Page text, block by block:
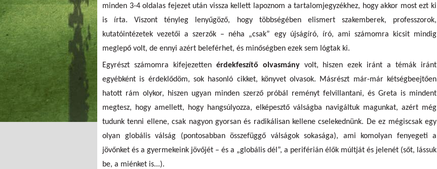
minden 3-4 oldalas fejezet után vissza kellett lapoznom a tartalomjegyzékhez, hogy akkor most ezt ki
is írta. Viszont tényleg lenyűgöző, hogy többségében elismert szakemberek, professzorok,
kutatóintézetek vezetői a szerzők – néha „csak” egy újságíró, író, ami számomra kicsit mindig
meglepő volt, de ennyi azért beleférhet, és minőségben ezek sem lógtak ki.
Egyrészt számomra kifejezetten érdekfeszítő olvasmányvolt, hiszen ezek iránt a témák iránt
egyébként is érdeklődöm, sok hasonló cikket, könyvet olvasok. Másrészt már-már kétségbeejtően
hatott rám olykor, hiszen ugyan minden szerző próbál reményt felvillantani, és Greta is mindent
megtesz, hogy amellett, hogy hangsúlyozza, elképesztő válságba navigáltuk magunkat, azért még
tudunk tenni ellene, csak nagyon gyorsan és radikálisan kellene cselekednünk. De ez mégiscsak egy
olyan globális válság (pontosabban összefüggő válságok sokasága), ami komolyan fenyegeti a
jövőnket és a gyermekeink jövőjét – és a „globális dél”, a periférián élők múltját és jelenét (sőt, lássuk
be, a miénket is...).